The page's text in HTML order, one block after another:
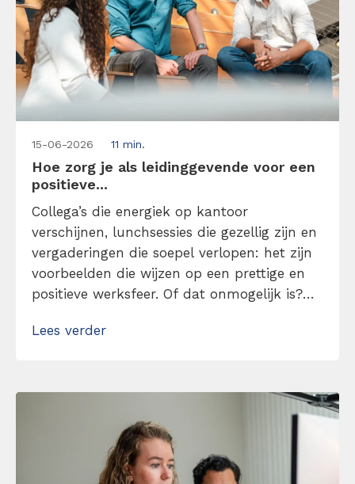
15-06-2026 11 min.
Hoe zorg je als leidinggevende voor een
positieve...
Collega’s die energiek op kantoor
verschijnen, lunchsessies die gezellig zijn en
vergaderingen die soepel verlopen: het zijn
voorbeelden die wijzen op een prettige en
positieve werksfeer. Of dat onmogelijk is?
leidinggevende die positiviteit brengt en ik
Lees verder